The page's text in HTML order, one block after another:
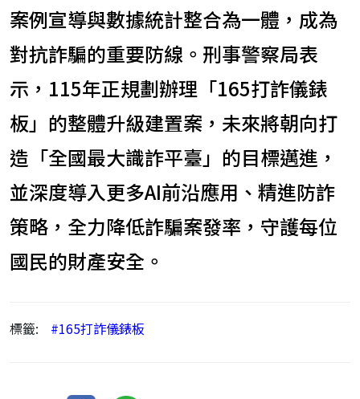
案例宣導與數據統計整合為一體，成為
對抗詐騙的重要防線。刑事警察局表
示，115年正規劃辦理「165打詐儀錶
板」的整體升級建置案，未來將朝向打
造「全國最大識詐平臺」的目標邁進，
並深度導入更多AI前沿應用、精進防詐
策略，全力降低詐騙案發率，守護每位
國民的財產安全。
標籤: #165打詐儀錶板